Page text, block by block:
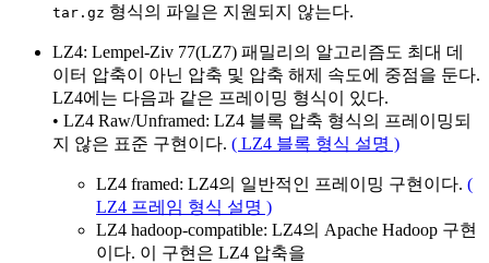
tar.gz 형식의 파일은 지원되지 않는다.
LZ4: Lempel-Ziv 77(LZ7) 패밀리의 알고리즘도 최대 데
이터 압축이 아닌 압축 및 압축 해제 속도에 중점을 둔다.
LZ4에는 다음과 같은 프레이밍 형식이 있다.
• LZ4 Raw/Unframed: LZ4 블록 압축 형식의 프레이밍되
지 않은 표준 구현이다. ( LZ4 블록 형식 설명 )
LZ4 framed: LZ4의 일반적인 프레이밍 구현이다. (
LZ4 프레임 형식 설명 )
LZ4 hadoop-compatible: LZ4의 Apache Hadoop 구현
이다. 이 구현은 LZ4 압축을